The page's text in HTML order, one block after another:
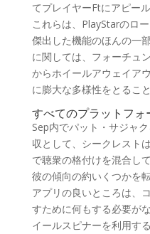
てプレイヤーFtにアピー
これらは、PlayStarのロ
傑出した機能のほんの一
に関しては、フォーチュ
からホイールアウェイア
に膨大な多様性をとるこ
すべてのプラットフォ
Sep内でパット・サジャ
収として、シークレスト
で聴衆の格付けを混合し
彼の傾向の約いくつかを
アプリの良いところは、
すために何もする必要が
イールスピナーを利用す